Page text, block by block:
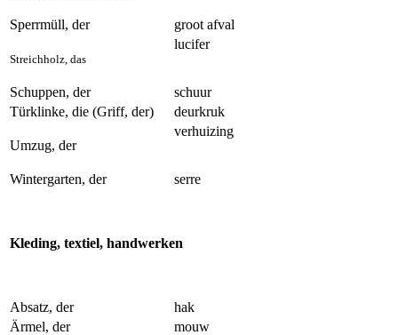
Sperrmüll, der groot afval
Streichholz, das
lucifer
Schuppen, der
schuur
Türklinke, die (Griff, der)
deurkruk
Umzug, der
verhuizing
Wintergarten, der serre
Kleding, textiel, handwerken
Absatz, der
hak
Ärmel, der
mouw